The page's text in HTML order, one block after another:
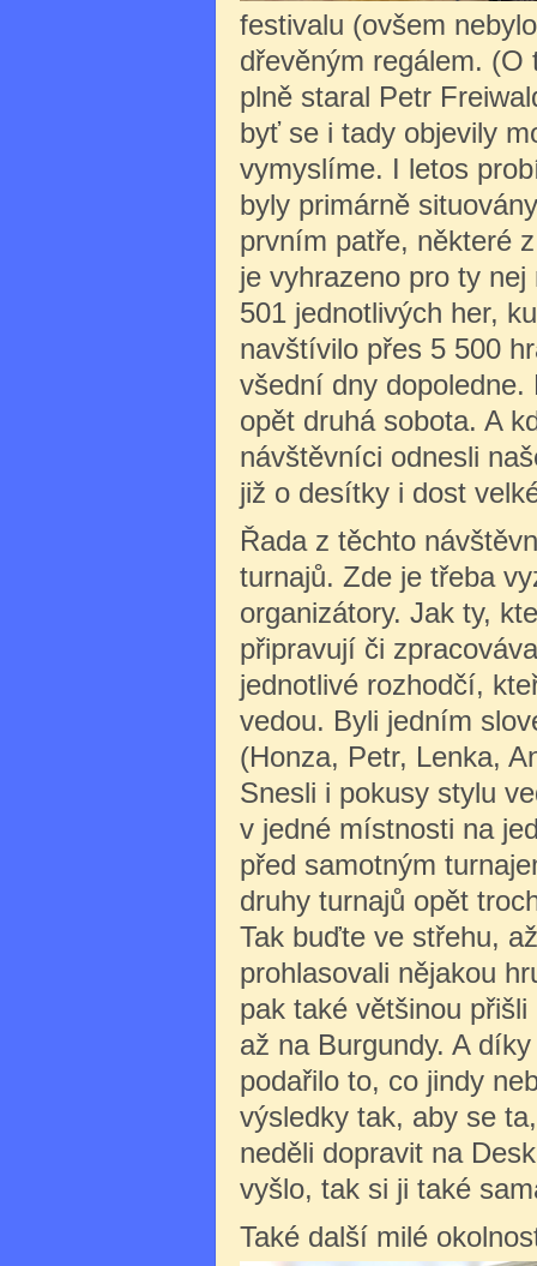
festivalu (ovšem
dřevěným regálem.
plně staral Petr
byť se i tady objevily
vymyslíme. I letos
byly primárně
prvním patře, některé
je vyhrazeno pro ty
501 jednotlivých her,
navštívilo přes 5 500
všední dny dopoledne.
opět druhá sobota. A
návštěvníci odnesli
již o desítky i dost
Řada z těchto
turnajů. Zde je třeba
organizátory. Jak ty,
připravují či
jednotlivé rozhodčí,
vedou. Byli jedním
(Honza, Petr, Lenka,
Snesli i pokusy stylu
v jedné místnosti na
před samotným
druhy turnajů opět
Tak buďte ve střehu,
prohlasovali nějakou
pak také většinou
až na Burgundy. A
podařilo to, co jindy
výsledky tak, aby se
neděli dopravit na
vyšlo, tak si ji také
Také další milé